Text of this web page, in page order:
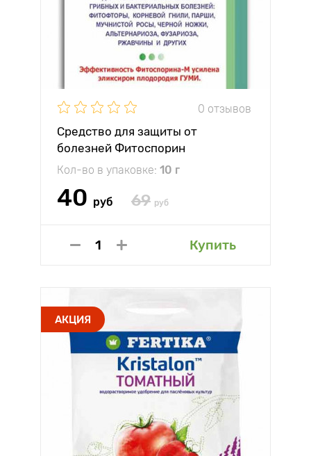
0 отзывов
Средство для защиты от
болезней Фитоспорин
Кол-во в упаковке: 10 г
40 руб 69 руб
Купить
АКЦИЯ